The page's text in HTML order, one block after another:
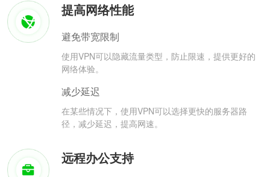
提高网络性能
避免带宽限制
使用VPN可以隐藏流量类型，防止限速，提供更好的
网络体验。
减少延迟
在某些情况下，使用VPN可以选择更快的服务器路
径，减少延迟，提高网速。
远程办公支持